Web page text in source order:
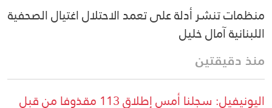
منظمات تنشر أدلة على تعمد الاحتلال اغتيال الصحفية
اللبنانية آمال خليل
منذ دقيقتين
اليونيفيل: سجلنا أمس إطلاق 113 مقذوفا من قبل